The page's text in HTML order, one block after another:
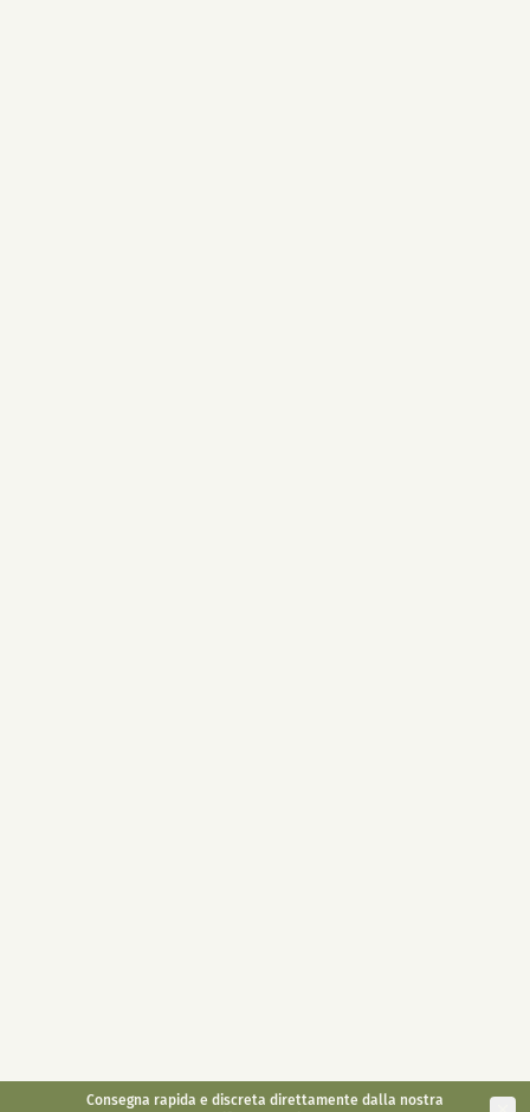
gocce naturali per dormire
ben tollerato